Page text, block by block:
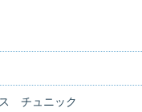
チュニック